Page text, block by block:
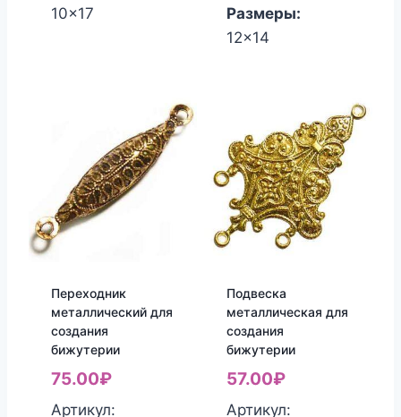
10x17
Размеры:
12x14
Переходник
металлический для
создания
бижутерии
75.00₽
Артикул:
Подвеска
металлическая для
создания
бижутерии
57.00₽
Артикул: